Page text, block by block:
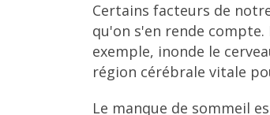
Certains facteurs de
qu'on s'en rende
exemple, inonde le
région cérébrale vitale
Le manque de sommeil